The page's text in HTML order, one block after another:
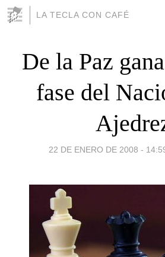
LA TECLA CON CAFÉ
De la Paz
fase del
22 DE ENERO DE 2008 -